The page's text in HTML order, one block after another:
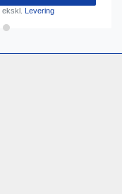
ekskl. Levering